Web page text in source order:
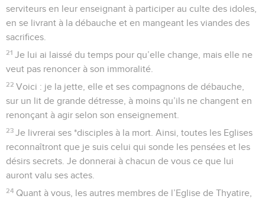
serviteurs en leur enseignant à participer au culte des idoles,
en se livrant à la débauche et en mangeant les viandes des
sacrifices.
21 Je lui ai laissé du temps pour qu’elle change, mais elle ne
veut pas renoncer à son immoralité.
22 Voici : je la jette, elle et ses compagnons de débauche,
sur un lit de grande détresse, à moins qu’ils ne changent en
renonçant à agir selon son enseignement.
23 Je livrerai ses *disciples à la mort. Ainsi, toutes les Eglises
reconnaîtront que je suis celui qui sonde les pensées et les
désirs secrets. Je donnerai à chacun de vous ce que lui
auront valu ses actes.
24 Quant à vous, les autres membres de l’Eglise de Thyatire,